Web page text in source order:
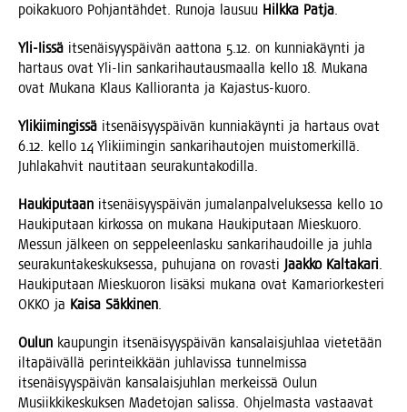
poi­ka­kuo­ro Poh­jan­täh­det. Runo­ja lausuu Hilk­ka Pat­ja.
Yli-Iis­sä itse­näi­syys­päi­vän aat­to­na 5.12. on kun­nia­käyn­ti ja
har­taus ovat Yli-Iin san­ka­ri­hau­taus­maal­la kel­lo 18. Muka­na
ovat Muka­na Klaus Kal­lio­ran­ta ja Kajastus-kuoro.
Yli­kii­min­gis­sä itse­näi­syys­päi­vän kun­nia­käyn­ti ja har­taus ovat
6.12. kel­lo 14 Yli­kii­min­gin san­ka­ri­hau­to­jen muis­to­mer­kil­lä.
Juh­la­kah­vit nau­ti­taan seurakuntakodilla.
Hau­ki­pu­taan itse­näi­syys­päi­vän juma­lan­pal­ve­luk­ses­sa kel­lo 10
Hau­ki­pu­taan kir­kos­sa on muka­na Hau­ki­pu­taan Mies­kuo­ro.
Mes­sun jäl­keen on sep­pe­leen­las­ku san­ka­ri­hau­doil­le ja juh­la
seu­ra­kun­ta­kes­kuk­ses­sa, puhu­ja­na on rovas­ti Jaak­ko Kal­ta­ka­ri.
Hau­ki­pu­taan Mies­kuo­ron lisäk­si muka­na ovat Kama­rior­kes­te­ri
OKKO ja Kai­sa Säk­ki­nen.
Oulun kau­pun­gin itse­näi­syys­päi­vän kan­sa­lais­juh­laa vie­te­tään
ilta­päi­väl­lä perin­teik­kään juh­la­vis­sa tun­nel­mis­sa
itse­näi­syys­päi­vän kan­sa­lais­juh­lan mer­keis­sä Oulun
Musiik­ki­kes­kuk­sen Made­to­jan salis­sa. Ohjel­mas­ta vas­taa­vat